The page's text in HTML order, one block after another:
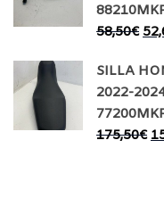
58,50€
SILLA
2022-
175,50€